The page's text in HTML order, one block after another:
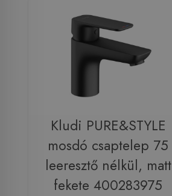
Kludi PURE&STYLE
mosdó csaptelep 75
leeresztő nélkül, matt
fekete 400283975